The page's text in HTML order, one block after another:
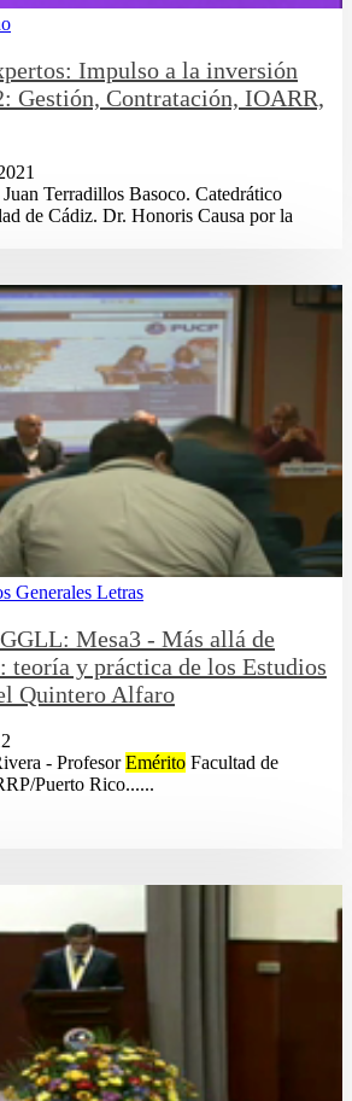
Impulso a la inversión
Gestión, Contratación, IOARR,
Terradillos Basoco. Catedrático
de Cádiz. Dr. Honoris Causa por la
Generales Letras
Mesa3 - Más allá de
teoría y práctica de los Estudios
Quintero Alfaro
- ProfesorEmérito Facultad de
Puerto Rico......